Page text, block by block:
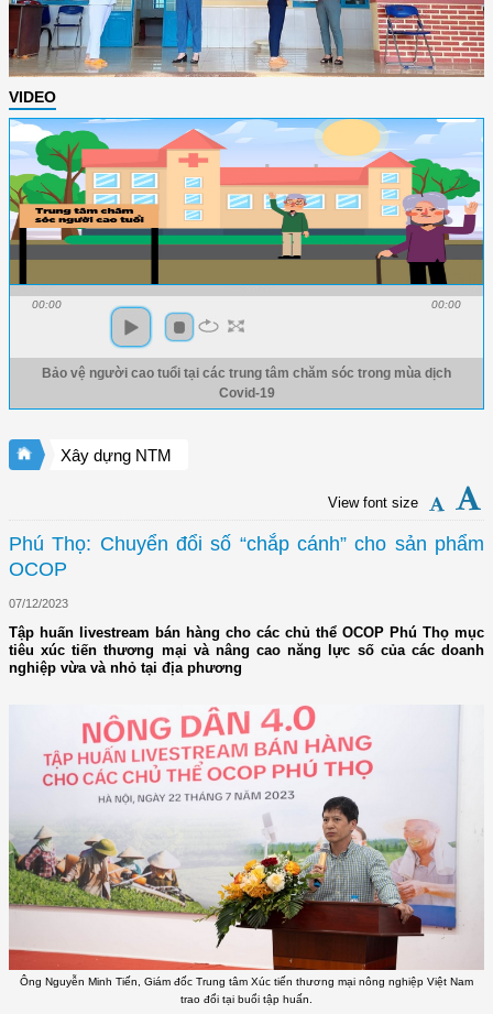
VIDEO
00:00 00:00
Bảo vệ người cao tuổi tại các trung tâm chăm sóc trong mùa dịch
Covid-19
Xây dựng NTM
View font size
Phú Thọ: Chuyển đổi số “chắp cánh” cho sản phẩm
OCOP
07/12/2023
Tập huấn livestream bán hàng cho các chủ thể OCOP Phú Thọ mục
tiêu xúc tiến thương mại và nâng cao năng lực số của các doanh
nghiệp vừa và nhỏ tại địa phương
Ông Nguyễn Minh Tiến, Giám đốc Trung tâm Xúc tiến thương mại nông nghiệp Việt Nam
trao đổi tại buổi tập huấn.